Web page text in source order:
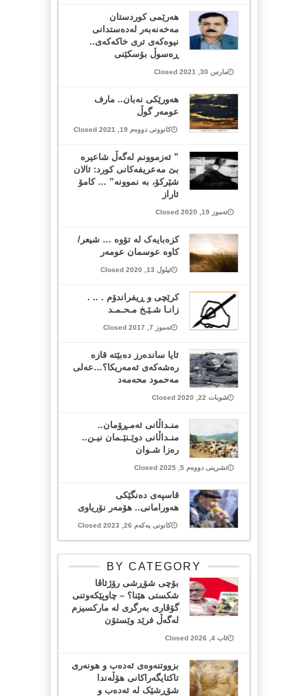
هه‌رێمی كوردستان
مه‌خه‌نه‌به‌ر له‌ده‌ستدانی
نیوه‌كه‌ی تری خاكه‌كه‌ی..
ڕه‌سوڵ بۆسكێنی
مارس 30, 2021 Closed
هه‌ورێكی نه‌بان.. مارف
عومه‌ر گوڵ
کانوونی دووەم 19, 2021 Closed
” ئەزموونم لەگەڵ شاعیرە
بێ مەعریفەکانی کورد: ئالان
شێرکۆ، بە نموونە” … کامۆ
ئاراز
تەموز 19, 2020 Closed
کزەبایەک لە تۆوە … شیعر/
کاوە عوسمان عومەر
ئیلول 13, 2020 Closed
کرێچی و ڕیفراندۆم . .. .
زانـا شـێـخ مـحـمـد
تەموز 7, 2017 Closed
ئایا ساندەرز دەبێتە قازە
رەشەكەی ئەمەریكا؟…عەلی
مەحمود محەمەد
شوبات 22, 2020 Closed
منـداڵانی ئەمـڕۆمان..
منـداڵانی دوێـنێـمان نیـن..
رەزا شـوان
تشرینی دووەم 5, 2025 Closed
قاسپەی دەنگێکی
هەورامانی.. هۆمەر نۆریاوی
کانونی یەکەم 26, 2023 Closed
BY CATEGORY
بۆچی شۆڕشی رۆژئاڤا
شکستی هێنا؟ – چاوپێکەوتنی
گۆڤاری بەرگری لە مارکسیزم
لەگەڵ فرێد وێستۆن
ئاب 4, 2026 Closed
بزووتنەوەی ئەدەب و هونەری
تاکتایگەراکانی هۆڵەندا
شۆڕشێک لە ئەدەب و